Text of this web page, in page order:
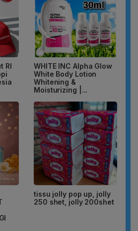
RI
WHITE INC Alpha Glow
White Body Lotion
Whitening &
Moisturizing |...
tissu jolly pop up, jolly
250 shet, jolly 200shet